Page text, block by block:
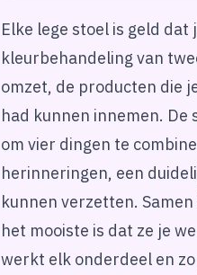
Elke lege stoel is geld
kleurbehandeling van
omzet, de producten die
had kunnen innemen.
om vier dingen te
herinneringen, een
kunnen verzetten.
het mooiste is dat ze je
werkt elk onderdeel en